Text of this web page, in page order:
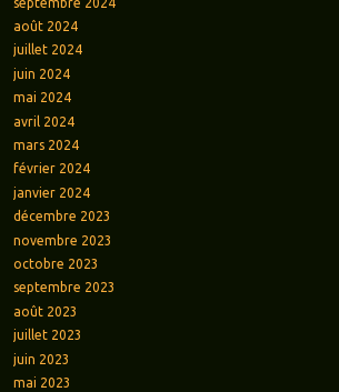
août 2024
juillet 2024
juin 2024
mai 2024
avril 2024
mars 2024
février 2024
janvier 2024
décembre 2023
novembre 2023
octobre 2023
septembre 2023
août 2023
juillet 2023
juin 2023
mai 2023